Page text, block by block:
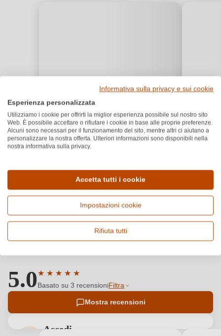
5.0★ ★ ★ ★ ★
Valutazione media di 5 su 5 stelle
Basato su 3 recensioniFiltra
Mostra recensioni
Accedi
Informativa sulla privacy e sui cookie
Esperienza personalizzata
Utilizziamo i cookie per offrirti la miglior esperienza possibile sul nostro sito
Web. È possibile accettare o rifiutare i cookie in base alle proprie preferenze.
Alcuni sono necessari per il funzionamento del sito, mentre altri ci aiutano a
personalizzare la nostra offerta. Ulteriori informazioni sono disponibili nella
nostra informativa sulla privacy.
Accetta tutti i cookie
Impostazioni cookie
Rifiuta tutti